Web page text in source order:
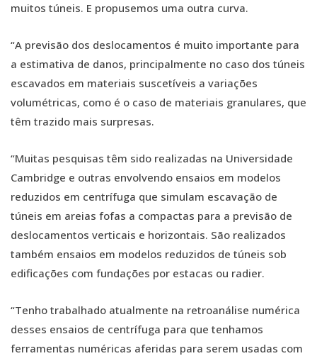
muitos túneis. E propusemos uma outra curva.
“A previsão dos deslocamentos é muito importante para
a estimativa de danos, principalmente no caso dos túneis
escavados em materiais suscetíveis a variações
volumétricas, como é o caso de materiais granulares, que
têm trazido mais surpresas.
“Muitas pesquisas têm sido realizadas na Universidade
Cambridge e outras envolvendo ensaios em modelos
reduzidos em centrífuga que simulam escavação de
túneis em areias fofas a compactas para a previsão de
deslocamentos verticais e horizontais. São realizados
também ensaios em modelos reduzidos de túneis sob
edificações com fundações por estacas ou radier.
“Tenho trabalhado atualmente na retroanálise numérica
desses ensaios de centrífuga para que tenhamos
ferramentas numéricas aferidas para serem usadas com